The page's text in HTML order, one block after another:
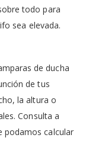
todo para
sea elevada.
de ducha
de tus
la altura o
Consulta a
podamos calcular